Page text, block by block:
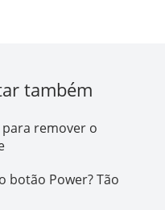
também
para remover o
botão Power? Tão